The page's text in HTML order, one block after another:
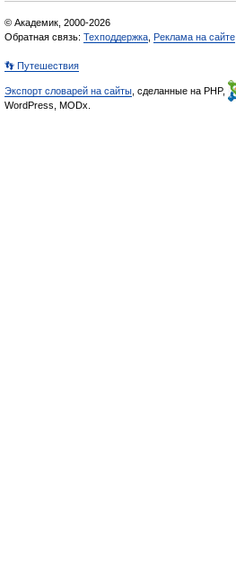
© Академик, 2000-2026
Обратная связь: Техподдержка Реклама на сайте
👣 Путешествия
Экспорт словарей на сайты , сделанные на PHP,
WordPress, MODx.